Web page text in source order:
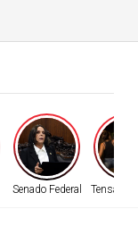
Senado Federal Tensão